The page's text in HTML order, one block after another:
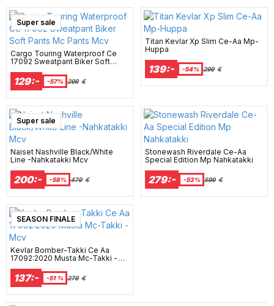
Super sale
Cargo Touring Waterproof Ce
17092 Sweatpant Biker Soft
129:- -57% 299 €
Titan Kevlar Xp Slim Ce-Aa Mp-
Huppa
139:- -54% 299 €
Super sale
Naiset Nashville Black/White
Line -Nahkatakki Mcv
200:- -58% 479 €
Stonewash Riverdale Ce-Aa
Special Edition Mp Nahkatakki
279:- -53% 599 €
SEASON FINALE
Kevlar Bomber-Takki Ce Aa
17092:2020 Musta Mc-Takki -
137:- -51 % 279 €